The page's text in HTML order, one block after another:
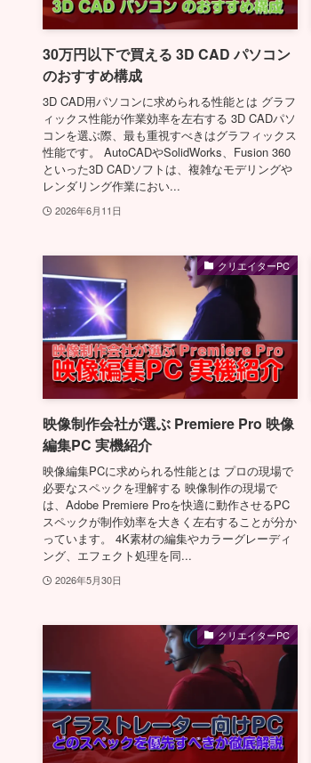
30万円以下で買える 3D CAD パソコン
のおすすめ構成
3D CAD用パソコンに求められる性能とは グラフ
ィックス性能が作業効率を左右する 3D CADパソ
コンを選ぶ際、最も重視すべきはグラフィックス
性能です。 AutoCADやSolidWorks、Fusion 360
といった3D CADソフトは、複雑なモデリングや
レンダリング作業におい...
2026年6月11日
クリエイターPC
映像制作会社が選ぶ Premiere Pro 映像
編集PC 実機紹介
映像編集PCに求められる性能とは プロの現場で
必要なスペックを理解する 映像制作の現場で
は、Adobe Premiere Proを快適に動作させるPC
スペックが制作効率を大きく左右することが分か
っています。 4K素材の編集やカラーグレーディ
ング、エフェクト処理を同...
2026年5月30日
クリエイターPC